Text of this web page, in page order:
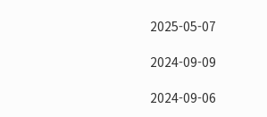
2025-05-07
2024-09-09
2024-09-06